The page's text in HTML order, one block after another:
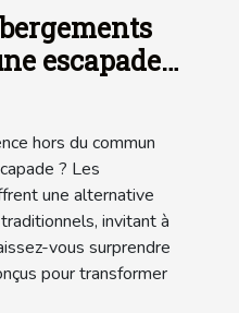
escapade
hors du commun
? Les
une alternative
invitant à
vous surprendre
pour transformer